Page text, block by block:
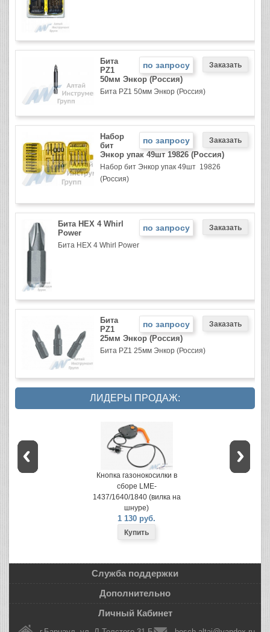
по запросу
Бита
PZ1
50мм Энкор (Россия)
Бита PZ1 50мм Энкор (Россия)
по запросу
Набор
бит
Энкор упак 49шт 19826 (Россия)
Набор бит Энкор упак 49шт 19826
(Россия)
по запросу
Бита HEX 4 Whirl
Power
Бита HEX 4 Whirl Power
по запросу
Бита
PZ1
25мм Энкор (Россия)
Бита PZ1 25мм Энкор (Россия)
ЛИДЕРЫ ПРОДАЖ:
Кнопка газонокосилки в
сборе LME-
1437/1640/1840 (вилка на
шнуре)
1 130 руб.
Служба поддержки
Дополнительно
Личный Кабинет